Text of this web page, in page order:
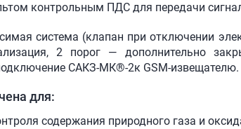
контрольным ПДС для передачи
система (клапан при отключении
2 порог — дополнительно
САКЗ-МК®-2к GSM-извещателю
для:
содержания природного газа и